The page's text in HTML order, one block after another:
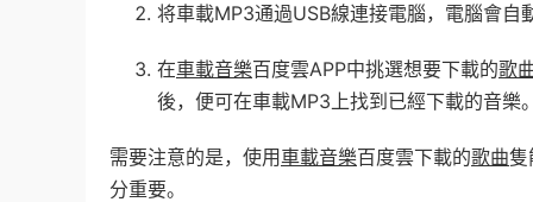
将車載MP3通過USB線連接電腦，電腦會
在車載音樂百度雲APP中挑選想要下載的歌
後，便可在車載MP3上找到已經下載的音樂
需要注意的是，使用車載音樂百度雲下載的歌曲隻
分重要。